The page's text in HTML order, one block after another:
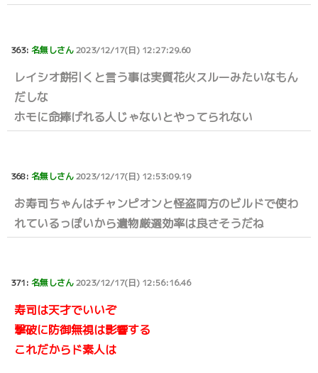
363: 名無しさん2023/12/17(日) 12:27:29.60
レイシオ餅引くと言う事は実質花火スルーみたいなもん
だしな
ホモに命捧げれる人じゃないとやってられない
368: 名無しさん2023/12/17(日) 12:53:09.19
お寿司ちゃんはチャンピオンと怪盗両方のビルドで使わ
れているっぽいから遺物厳選効率は良さそうだね
371: 名無しさん2023/12/17(日) 12:56:16.46
寿司は天才でいいぞ
撃破に防御無視は影響する
これだからド素人は